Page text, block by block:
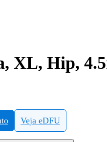
XL, Hip,
Veja eDFU